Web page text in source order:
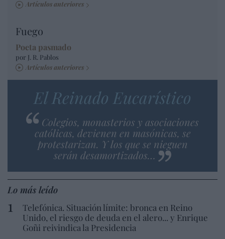
Artículos anteriores
Fuego
Poeta pasmado
por J. R. Pablos
Artículos anteriores
El Reinado Eucarístico
Colegios, monasterios y asociaciones
católicas, devienen en masónicas, se
protestarizan. Y los que se nieguen
serán desamortizados…
Lo más leído
Telefónica. Situación límite: bronca en Reino
Unido, el riesgo de deuda en el alero... y Enrique
Goñi reivindica la Presidencia